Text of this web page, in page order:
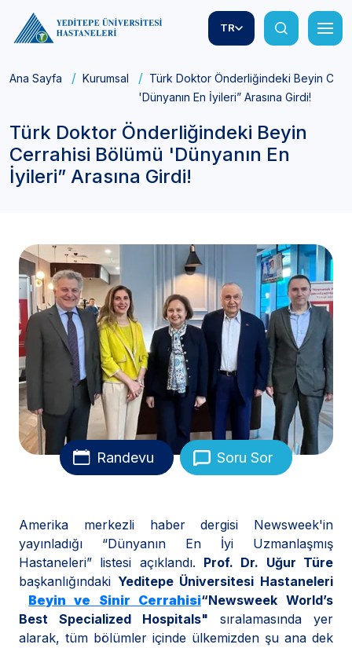
TR
Ana Sayfa Kurumsal
Türk Doktor Önderliğindeki Beyin
'Dünyanın En İyileri” Arasına Girdi!
Türk Doktor Önderliğindeki Beyin
Cerrahisi Bölümü 'Dünyanın En
İyileri” Arasına Girdi!
Randevu Soru Sor
Amerika merkezli haber dergisi Newsweek'in
yayınladığı “Dünyanın En İyi Uzmanlaşmış
Hastaneleri” listesi açıklandı. Prof. Dr. Uğur Türe
başkanlığındaki Yeditepe Üniversitesi Hastaneleri
Beyin ve Sinir Cerrahisi“Newsweek World’s
Best Specialized Hospitals" sıralamasında yer
alarak, tüm bölümler içinde ülkemizden şu ana dek